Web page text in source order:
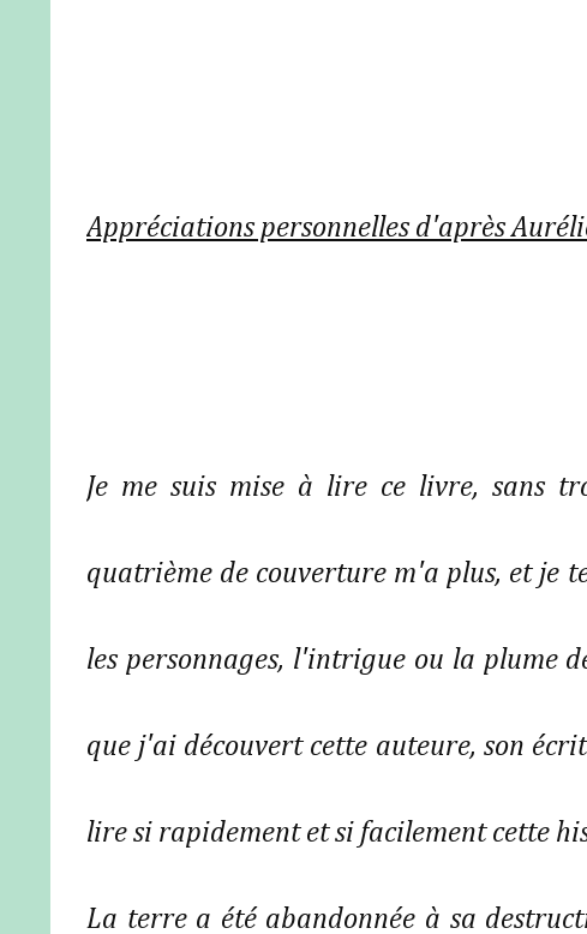
Appréciations personnelles d'après
Je me suis mise à lire ce livre, sans
quatrième de couverture m'a plus, et je
les personnages, l'intrigue ou la plume
que j'ai découvert cette auteure, son
lire si rapidement et si facilement cette
La terre a été abandonnée à sa